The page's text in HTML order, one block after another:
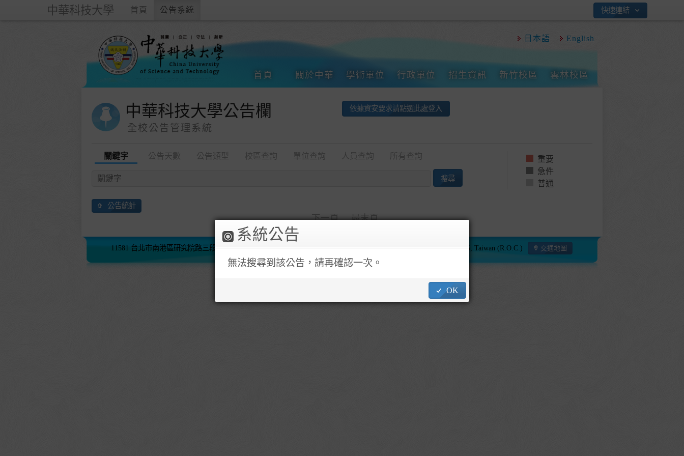
中華科技大學 首頁 公告系統 快速連結
日本語 English
首頁 關於中華 學術單位 行政單位 招生資訊 新竹校區 雲林校區
中華科技大學公告欄
全校公告管理系統
依據資安要求請點選此處登入
關鍵字 公告天數 公告類型 校區查詢 單位查詢 人員查詢 所有查詢
公告統計
下一頁 最末頁
11581 台北市南港區研究院路三段245號 (02)2782-1862 ~4 No.245, Academia Rd. Sec. 3, Nangang Dist., Taipei City 115, Taiwan (R.O.C.) 交通地圖
系統公告
無法搜尋到該公告，請再確認一次。
OK